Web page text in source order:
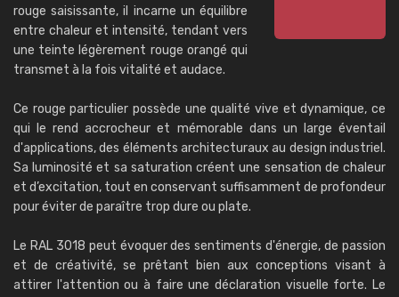
rouge saisissante, il incarne un équilibre
entre chaleur et intensité, tendant vers
une teinte légèrement rouge orangé qui
transmet à la fois vitalité et audace.
Ce rouge particulier possède une qualité vive et dynamique, ce
qui le rend accrocheur et mémorable dans un large éventail
d'applications, des éléments architecturaux au design industriel.
Sa luminosité et sa saturation créent une sensation de chaleur
et d’excitation, tout en conservant suffisamment de profondeur
pour éviter de paraître trop dure ou plate.
Le RAL 3018 peut évoquer des sentiments d'énergie, de passion
et de créativité, se prêtant bien aux conceptions visant à
attirer l'attention ou à faire une déclaration visuelle forte. Le